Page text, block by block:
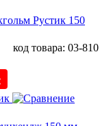
Рустик 150
код товара: 03-810